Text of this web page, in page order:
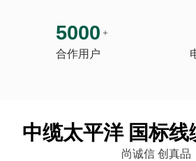
5000 +
合作用户
中缆太平洋 国标线
尚诚信 创真品